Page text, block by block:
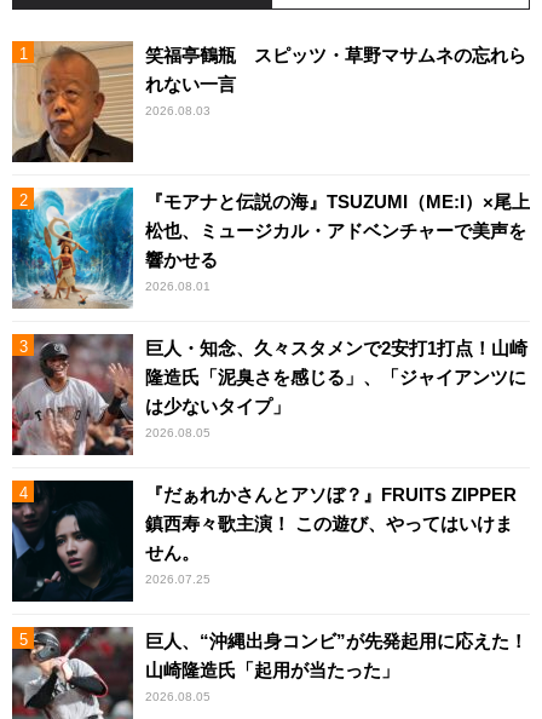
笑福亭鶴瓶 スピッツ・草野マサムネの忘れら
れない一言
2026.08.03
『モアナと伝説の海』TSUZUMI（ME:I）×尾上
松也、ミュージカル・アドベンチャーで美声を
響かせる
2026.08.01
巨人・知念、久々スタメンで2安打1打点！山崎
隆造氏「泥臭さを感じる」、「ジャイアンツに
は少ないタイプ」
2026.08.05
『だぁれかさんとアソぼ？』FRUITS ZIPPER
鎮西寿々歌主演！ この遊び、やってはいけま
せん。
2026.07.25
巨人、“沖縄出身コンビ”が先発起用に応えた！
山崎隆造氏「起用が当たった」
2026.08.05